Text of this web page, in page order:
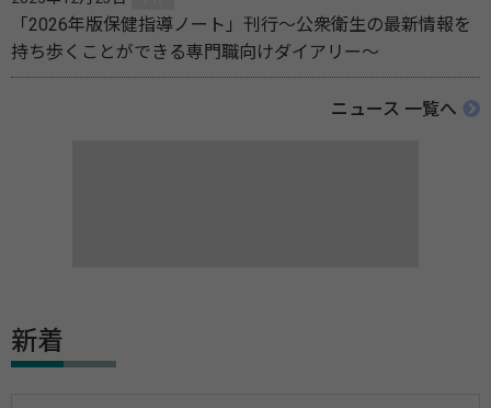
「2026年版保健指導ノート」刊行～公衆衛生の最新情報を
持ち歩くことができる専門職向けダイアリー～
ニュース 一覧へ
新着